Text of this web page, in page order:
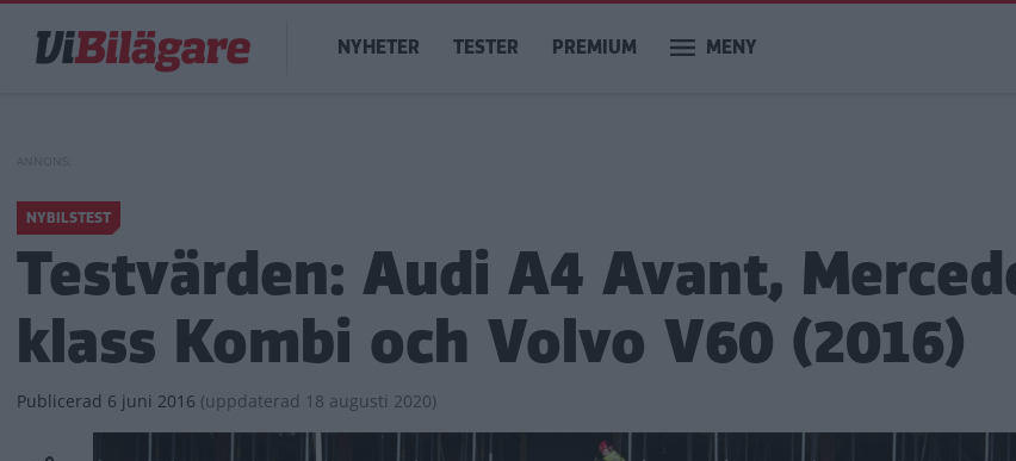
huvudinnehåll
Main
navigation
NYHETER TESTER PREMIUM MENY
NYBILSTEST
Testvärden: Audi A4 Avant,
klass Kombi och Volvo V60 (2016)
Publicerad 6 juni 2016 (uppdaterad 18 augusti 2020)